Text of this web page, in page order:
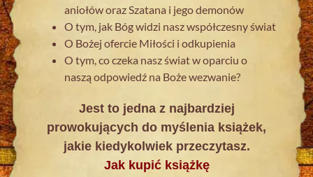
aniołów oraz Szatana i jego demonów
O tym, jak Bóg widzi nasz współczesny świat
O Bożej ofercie Miłości i odkupienia
O tym, co czeka nasz świat w oparciu o
naszą odpowiedź na Boże wezwanie?
Jest to jedna z najbardziej
prowokujących do myślenia książek,
jakie kiedykolwiek przeczytasz.
Jak kupić książkę